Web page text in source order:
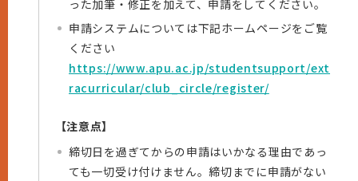
った加筆・修正を加えて、申請をしてください。
申請システムについては下記ホームページをご覧
ください
https://www.apu.ac.jp/studentsupport/ext
racurricular/club_circle/register/
【注意点】
締切日を過ぎてからの申請はいかなる理由であっ
ても一切受け付けません。締切までに申請がない